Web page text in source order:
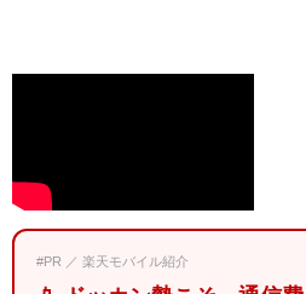
#PR ／ 楽天モバイル紹介